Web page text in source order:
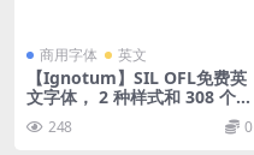
商用字体 英文
【Ignotum】SIL OFL免费英
文字体， 2 种样式和 308 个字
形 248 0